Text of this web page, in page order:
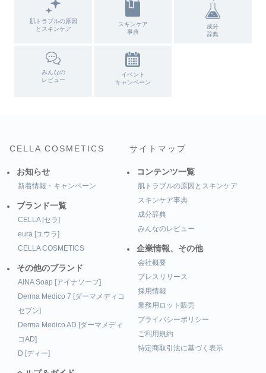
肌トラブルの原因
とスキンケア
スキンケア
事典
成分
辞典
みんなの
レビュー
イベント
キャンペーン
CELLA COSMETICS
お知らせ
新着情報・キャンペーン
ブランド一覧
CELLA [セラ]
eura [ユウラ]
CELLA COSMETICS
その他のブランド
AINA Soap [アイナソープ]
Derma Medico 7 [ダーマメディコ
セブン]
Derma Medico AD [ダーマメディ
コAD]
D [ディー]
サイトマップ
コンテンツ一覧
肌トラブルの原因とスキンケア
スキンケア事典
成分辞典
みんなのレビュー
企業情報、その他
会社概要
プレスリリース
採用情報
業務用ロット販売
プライバシーポリシー
ご利用規約
特定商取引法に基づく表示